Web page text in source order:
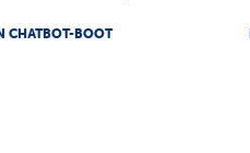
CHATBOT-BOOT